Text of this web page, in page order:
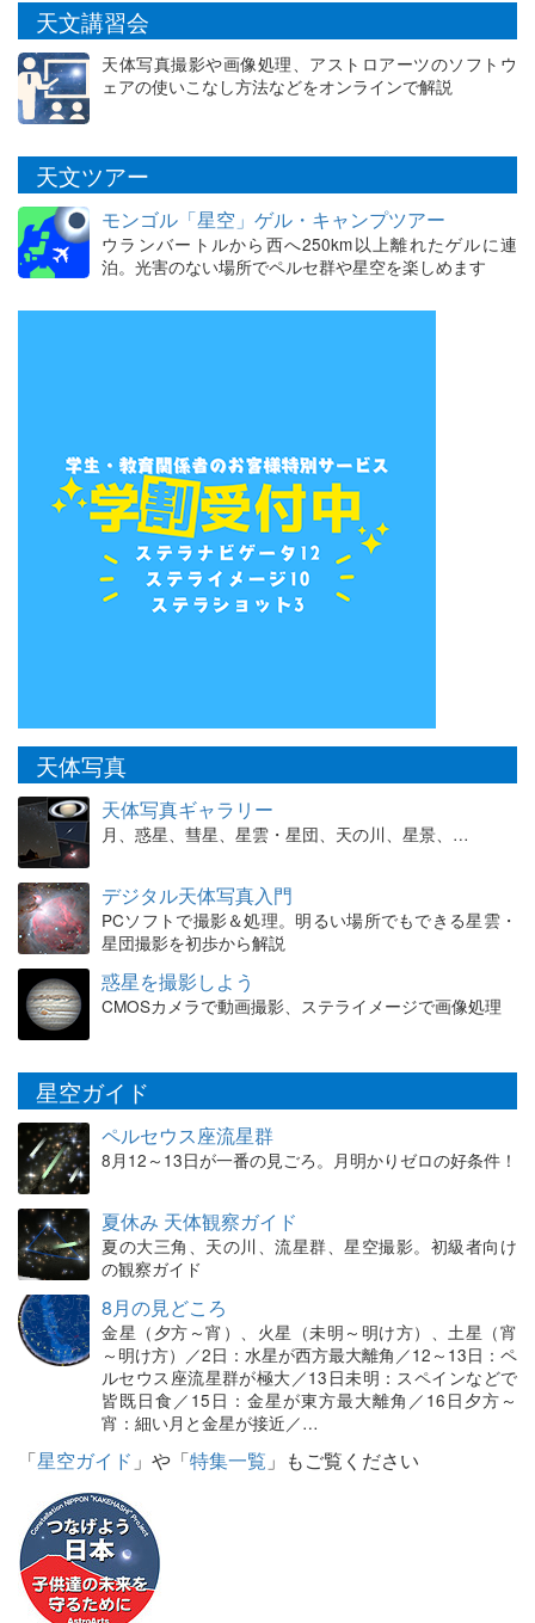
天文講習会
天体写真撮影や画像処理、アストロアーツのソフトウ
ェアの使いこなし方法などをオンラインで解説
天文ツアー
モンゴル「星空」ゲル・キャンプツアー
ウランバートルから西へ250km以上離れたゲルに連
泊。光害のない場所でペルセ群や星空を楽しめます
天体写真
天体写真ギャラリー
月、惑星、彗星、星雲・星団、天の川、星景、…
デジタル天体写真入門
PCソフトで撮影＆処理。明るい場所でもできる星雲・
星団撮影を初歩から解説
惑星を撮影しよう
CMOSカメラで動画撮影、ステライメージで画像処理
星空ガイド
ペルセウス座流星群
8月12～13日が一番の見ごろ。月明かりゼロの好条件！
夏休み 天体観察ガイド
夏の大三角、天の川、流星群、星空撮影。初級者向け
の観察ガイド
8月の見どころ
金星（夕方～宵）、火星（未明～明け方）、土星（宵
～明け方）／2日：水星が西方最大離角／12～13日：ペ
ルセウス座流星群が極大／13日未明：スペインなどで
皆既日食／15日：金星が東方最大離角／16日夕方～
宵：細い月と金星が接近／…
「星空ガイド 」や「特集一覧 」もご覧ください